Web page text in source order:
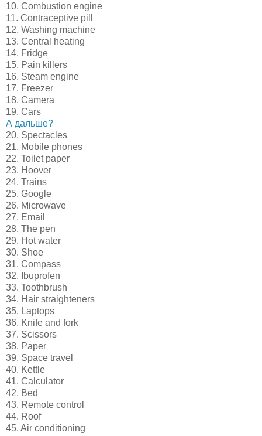
10. Combustion engine
11. Contraceptive pill
12. Washing machine
13. Central heating
14. Fridge
15. Pain killers
16. Steam engine
17. Freezer
18. Camera
19. Cars
А дальше?
20. Spectacles
21. Mobile phones
22. Toilet paper
23. Hoover
24. Trains
25. Google
26. Microwave
27. Email
28. The pen
29. Hot water
30. Shoe
31. Compass
32. Ibuprofen
33. Toothbrush
34. Hair straighteners
35. Laptops
36. Knife and fork
37. Scissors
38. Paper
39. Space travel
40. Kettle
41. Calculator
42. Bed
43. Remote control
44. Roof
45. Air conditioning